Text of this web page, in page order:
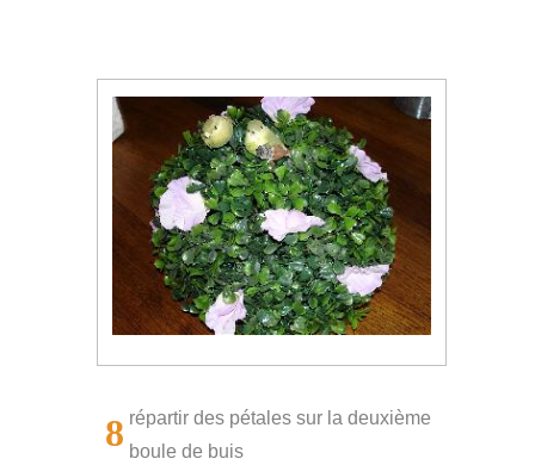
8 répartir des pétales sur la deuxième
boule de buis